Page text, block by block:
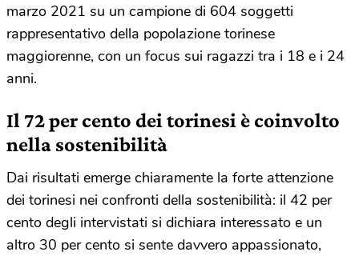
marzo 2021 su un campione di 604 soggetti
rappresentativo della popolazione torinese
maggiorenne, con un focus sui ragazzi tra i 18 e i 24
anni.
Il 72 per cento dei torinesi è coinvolto
nella sostenibilità
Dai risultati emerge chiaramente la forte attenzione
dei torinesi nei confronti della sostenibilità: il 42 per
cento degli intervistati si dichiara interessato e un
altro 30 per cento si sente davvero appassionato,